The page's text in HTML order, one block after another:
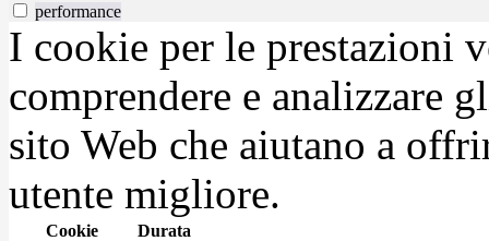
performance
I cookie per le prestazioni
comprendere e analizzare
sito Web che aiutano a
utente migliore.
Cookie Durata